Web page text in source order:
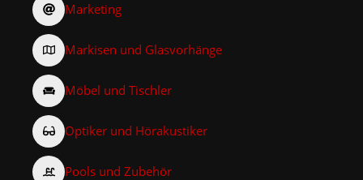
Marketing
Markisen und Glasvorhänge
Möbel und Tischler
Optiker und Hörakustiker
Pools und Zubehör